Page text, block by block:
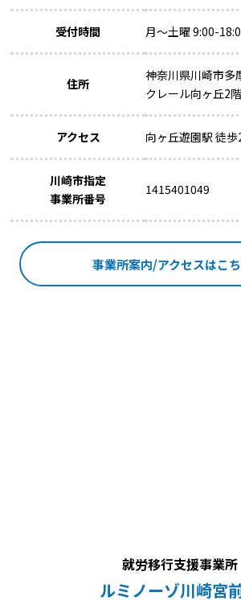
受付時間 月～土曜 9:00-
住所
神奈川県川崎市多
クレール向ヶ丘2階
アクセス 向ヶ丘遊園駅 徒
川崎市指定
事業所番号
1415401049
事業所案内/アクセスはこ
就労移行支援事業所
ルミノーゾ川崎宮